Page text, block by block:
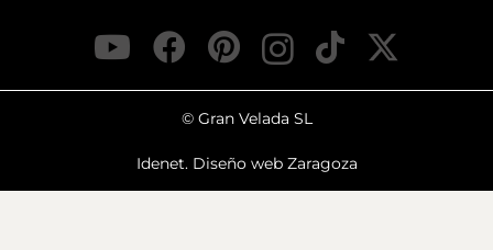
© Gran Velada SL
Idenet. Diseño web Zaragoza